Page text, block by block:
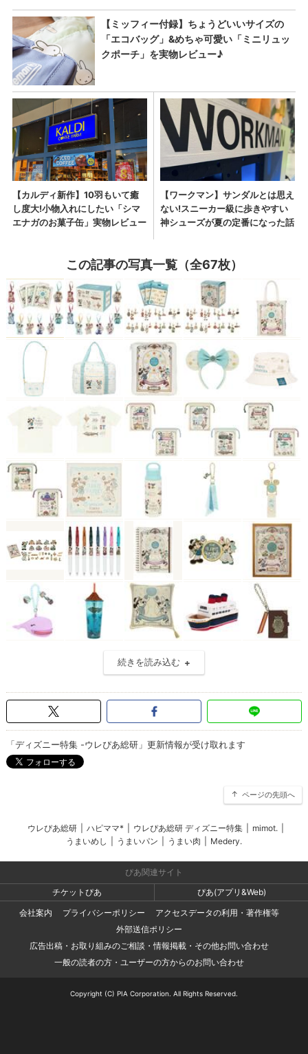
この記事の写真一覧（全67枚）
続きを読み込む
「ディズニー特集 -ウレぴあ総研」更新情報が受け取れます
ページの先頭へ
ウレぴあ総研 ハピママ* ウレぴあ総研 ディズニー特集 mimot.
うまいめし
うまいパン うまい肉 Medery.
ぴあ関連サイト
チケットぴあ
ぴあ(アプリ&Web)
会社案内
プライバシーポリシー
アクセスデータの利用・著作権等
外部送信ポリシー
広告出稿・お取り組みのご相談・情報掲載・その他お問い合わせ
一般の読者の方・ユーザーの方からのお問い合わせ
Copyright (C) PIA Corporation. All Rights Reserved.